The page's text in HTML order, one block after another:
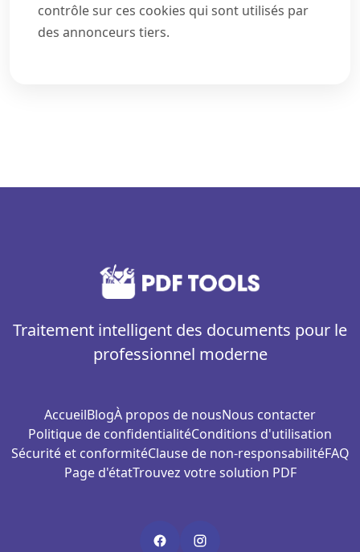
contrôle sur ces cookies qui sont utilisés par
des annonceurs tiers.
Traitement intelligent des documents pour le
professionnel moderne
AccueilBlogÀ propos de nousNous contacter
Politique de confidentialitéConditions d'utilisation
Sécurité et conformitéClause de non-responsabilitéFAQ
Page d'étatTrouvez votre solution PDF